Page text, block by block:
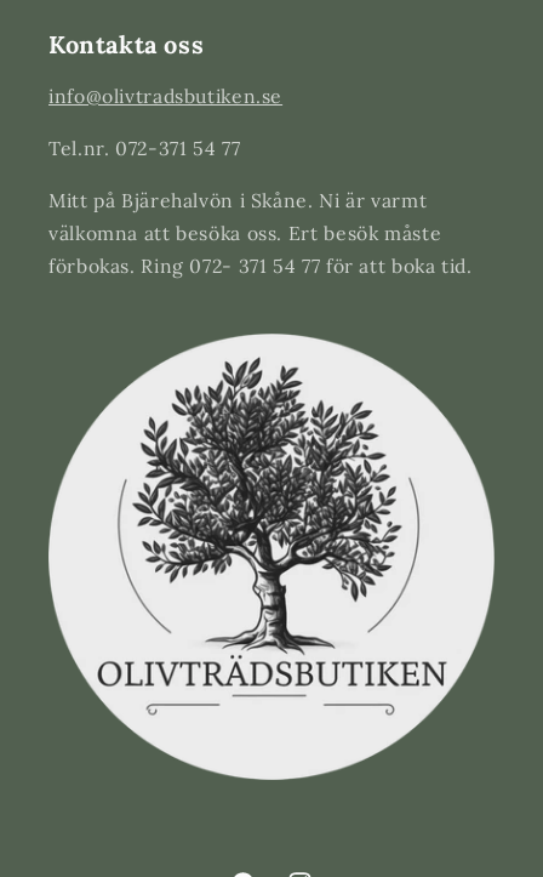
Kontakta oss
info@olivtradsbutiken.se
Tel.nr. 072-371 54 77
Mitt på Bjärehalvön i Skåne. Ni är varmt
välkomna att besöka oss. Ert besök måste
förbokas. Ring 072- 371 54 77 för att boka tid.